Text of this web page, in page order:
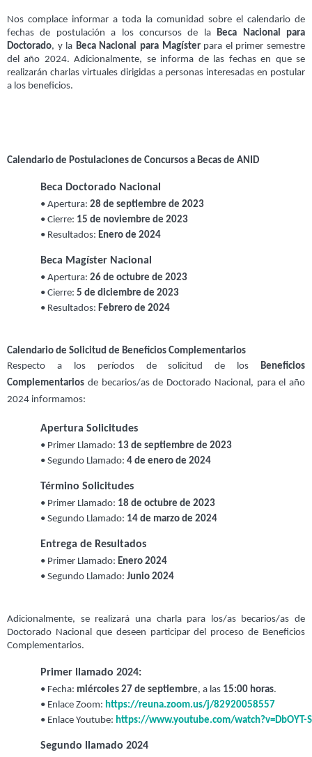
Nos complace informar a toda la comunidad sobre el calendario de
fechas de postulación a los concursos de laBeca Nacional para
Doctorado, y la Beca Nacional para Magísterpara el primer semestre
del año 2024. Adicionalmente, se informa de las fechas en que se
realizarán charlas virtuales dirigidas a personas interesadas en postular
a los beneficios.
Calendario de Postulaciones de Concursos a Becas de ANID
Beca Doctorado Nacional
• Apertura: 28 de septiembre de 2023
• Cierre: 15 de noviembre de 2023
• Resultados: Enero de 2024
Beca Magíster Nacional
• Apertura: 26 de octubre de 2023
• Cierre: 5 de diciembre de 2023
• Resultados: Febrero de 2024
Calendario de Solicitud de Beneficios Complementarios
Respecto a los períodos de solicitud de los Beneficios
Complementarios de becarios/as de Doctorado Nacional, para el año
2024 informamos:
Apertura Solicitudes
• Primer Llamado: 13 de septiembre de 2023
• Segundo Llamado: 4 de enero de 2024
Término Solicitudes
• Primer Llamado: 18 de octubre de 2023
• Segundo Llamado: 14 de marzo de 2024
Entrega de Resultados
• Primer Llamado: Enero 2024
• Segundo Llamado: Junio 2024
Adicionalmente, se realizará una charla para los/as becarios/as de
Doctorado Nacional que deseen participar del proceso de Beneficios
Complementarios.
Primer llamado 2024:
• Fecha: miércoles 27 de septiembre, a las 15:00 horas.
• Enlace Zoom: https://reuna.zoom.us/j/82920058557
• Enlace Youtube: https://www.youtube.com/watch?v=DbOYT-
Segundo llamado 2024